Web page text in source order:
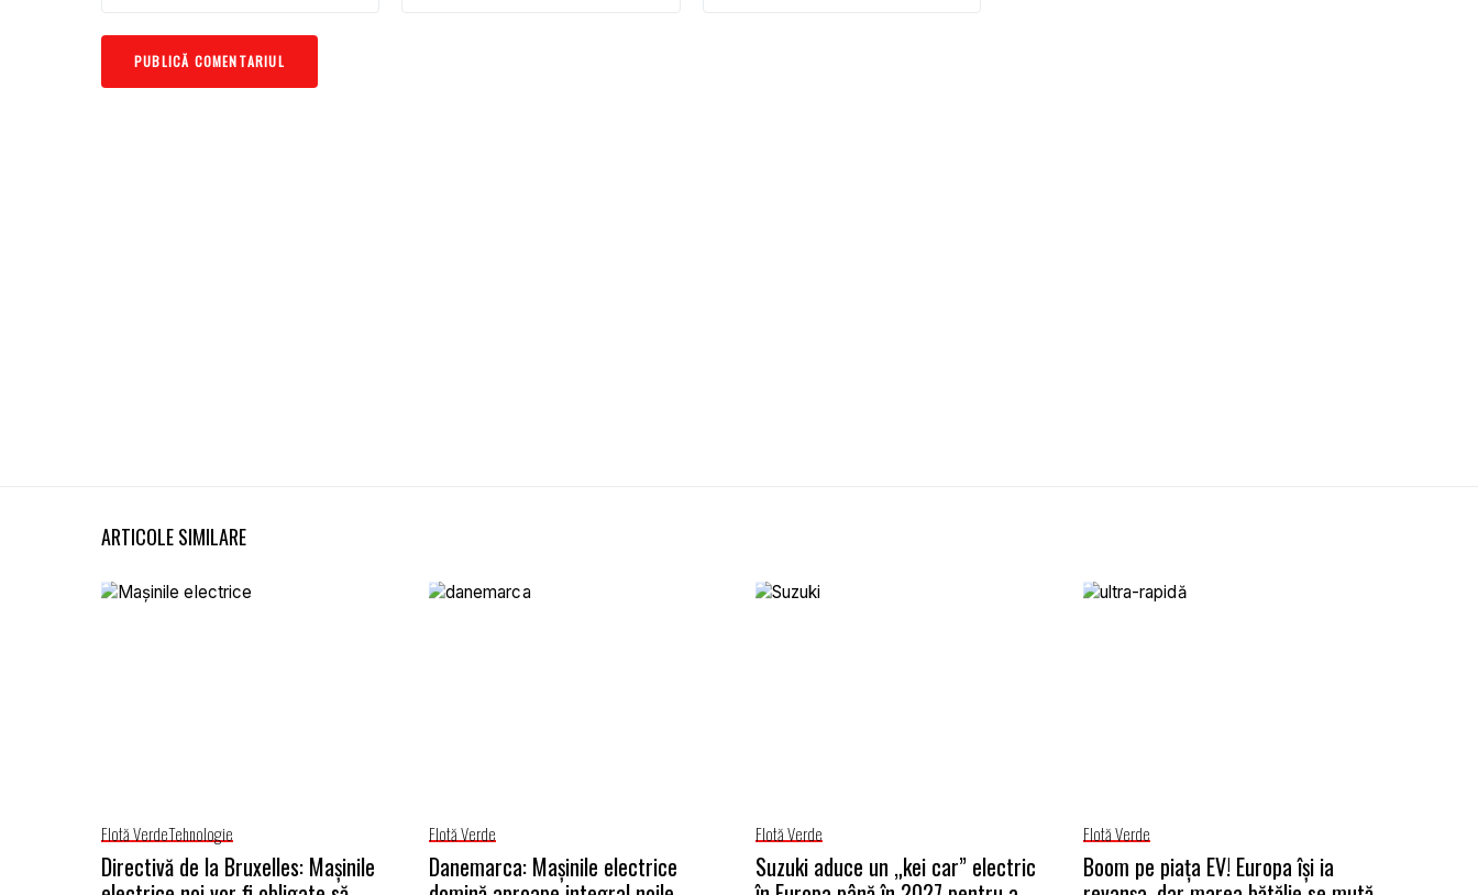
ARTICOLE SIMILARE
Flotă VerdeTehnologie
Directivă de la Bruxelles: Mașinile
Flotă Verde
Danemarca: Mașinile electrice
Flotă Verde
Suzuki aduce un „kei car” electric
Flotă Verde
Boom pe piața EV! Europa își ia